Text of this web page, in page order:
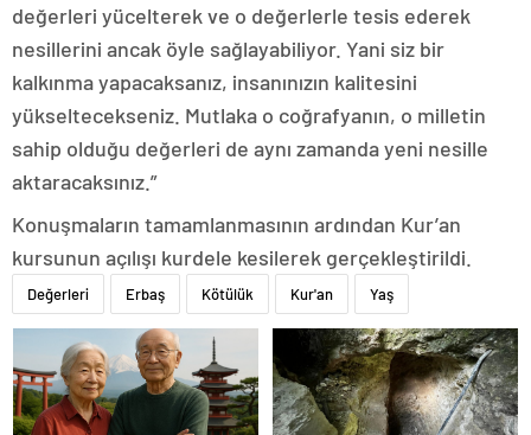
değerleri yücelterek ve o değerlerle tesis ederek
nesillerini ancak öyle sağlayabiliyor. Yani siz bir
kalkınma yapacaksanız, insanınızın kalitesini
yükseltecekseniz. Mutlaka o coğrafyanın, o milletin
sahip olduğu değerleri de aynı zamanda yeni nesille
aktaracaksınız.”
Konuşmaların tamamlanmasının ardından Kur’an
kursunun açılışı kurdele kesilerek gerçekleştirildi.
Değerleri Erbaş Kötülük Kur'an Yaş